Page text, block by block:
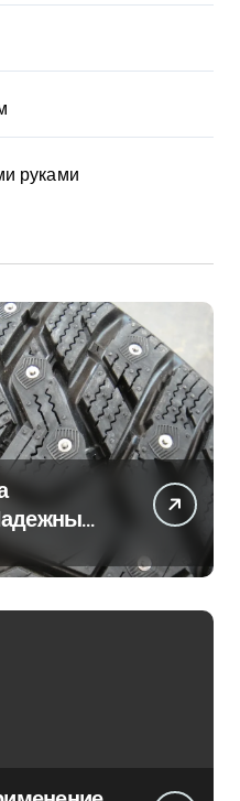
руками